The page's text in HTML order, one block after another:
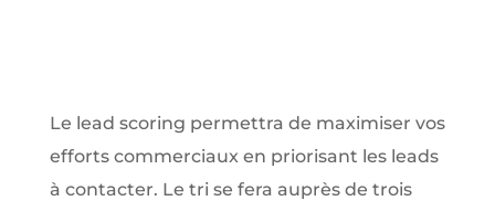
Le lead scoring permettra de maximiser vos
efforts commerciaux en priorisant les leads
à contacter. Le tri se fera auprès de trois